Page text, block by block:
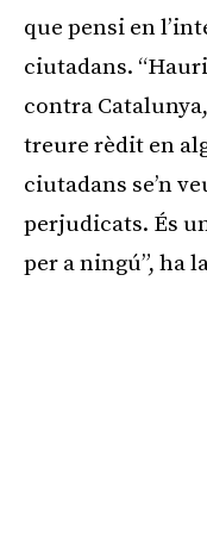
que pensi en
ciutadans.
contra
treure rèdit en
ciutadans se’n
perjudicats. És
per a ningú”, ha